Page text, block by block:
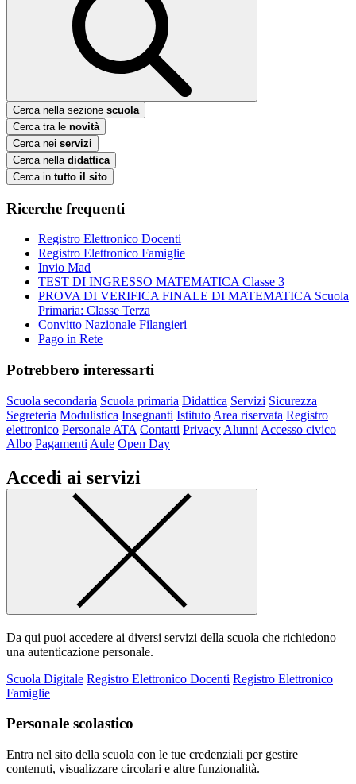
Cerca nella sezione scuola
Cerca tra le novità
Cerca nei servizi
Cerca nella didattica
Cerca in tutto il sito
Ricerche frequenti
Registro Elettronico Docenti
Registro Elettronico Famiglie
Invio Mad
TEST DI INGRESSO MATEMATICA Classe 3
PROVA DI VERIFICA FINALE DI MATEMATICA Scuola
Primaria: Classe Terza
Convitto Nazionale Filangieri
Pago in Rete
Potrebbero interessarti
Scuola secondaria Scuola primaria Didattica Servizi Sicurezza
Segreteria Modulistica Insegnanti Istituto Area riservata Registro
elettronico Personale ATA Contatti Privacy Alunni Accesso civico
Albo Pagamenti Aule Open Day
Accedi ai servizi
Da qui puoi accedere ai diversi servizi della scuola che richiedono
una autenticazione personale.
Scuola Digitale Registro Elettronico Docenti Registro Elettronico
Famiglie
Personale scolastico
Entra nel sito della scuola con le tue credenziali per gestire
contenuti, visualizzare circolari e altre funzionalità.